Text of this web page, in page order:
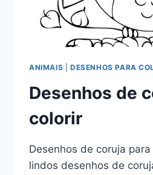
ANIMAIS DESENHOS PARA
Desenhos de
colorir
Desenhos de coruja
lindos desenhos de